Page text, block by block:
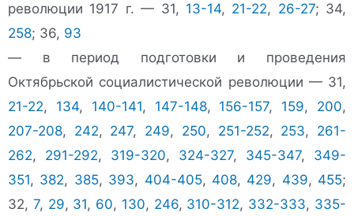
революции 1917 г. — 31, 13-14, 21-22, 26-27; 34,
258; 36, 93
— в период подготовки и проведения
Октябрьской социалистической революции — 31,
21-22, 134, 140-141, 147-148, 156-157, 159, 200,
207-208, 242, 247, 249, 250, 251-252, 253, 261-
262, 291-292, 319-320, 324-327, 345-347, 349-
351, 382, 385, 393, 404-405, 408, 429, 439, 455;
32, 7, 29, 31, 60, 130, 246, 310-312, 332-333, 335-